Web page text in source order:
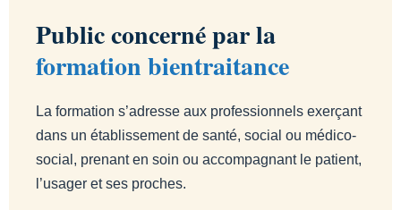
Public concerné par la
formation bientraitance
La formation s’adresse aux professionnels exerçant
dans un établissement de santé, social ou médico-
social, prenant en soin ou accompagnant le patient,
l’usager et ses proches.